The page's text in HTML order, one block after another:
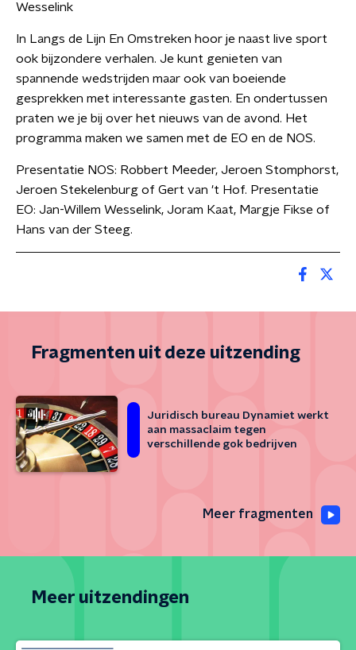
Wesselink
In Langs de Lijn En Omstreken hoor je naast live sport
ook bijzondere verhalen. Je kunt genieten van
spannende wedstrijden maar ook van boeiende
gesprekken met interessante gasten. En ondertussen
praten we je bij over het nieuws van de avond. Het
programma maken we samen met de EO en de NOS.
Presentatie NOS: Robbert Meeder, Jeroen Stomphorst,
Jeroen Stekelenburg of Gert van 't Hof. Presentatie
EO: Jan-Willem Wesselink, Joram Kaat, Margje Fikse of
Hans van der Steeg.
Fragmenten uit deze uitzending
Juridisch bureau Dynamiet werkt
aan massaclaim tegen
verschillende gok bedrijven
Meer fragmenten
Meer uitzendingen